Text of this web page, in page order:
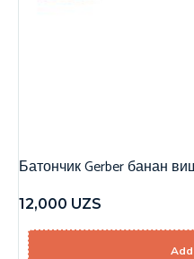
Батончик Gerber банан
12,000 UZS